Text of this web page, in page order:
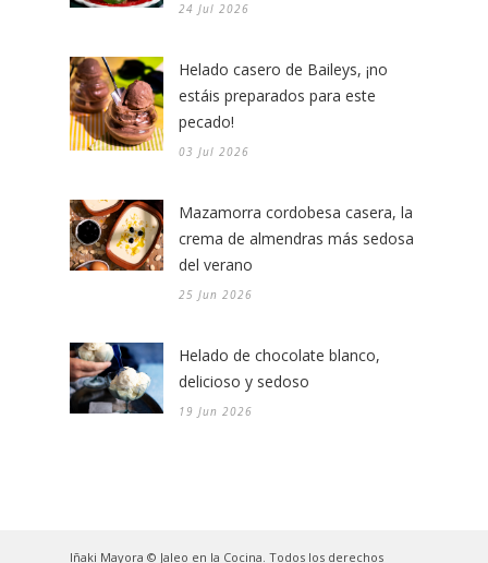
24 Jul 2026
Helado casero de Baileys, ¡no
estáis preparados para este
pecado!
03 Jul 2026
Mazamorra cordobesa casera, la
crema de almendras más sedosa
del verano
25 Jun 2026
Helado de chocolate blanco,
delicioso y sedoso
19 Jun 2026
Iñaki Mayora © Jaleo en la Cocina. Todos los derechos